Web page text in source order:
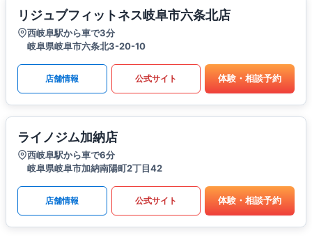
リジュブフィットネス岐阜市六条北店
西岐阜駅から車で3分
岐阜県岐阜市六条北3-20-10
店舗情報 公式サイト 体験・相談予約
ライノジム加納店
西岐阜駅から車で6分
岐阜県岐阜市加納南陽町2丁目42
店舗情報 公式サイト 体験・相談予約